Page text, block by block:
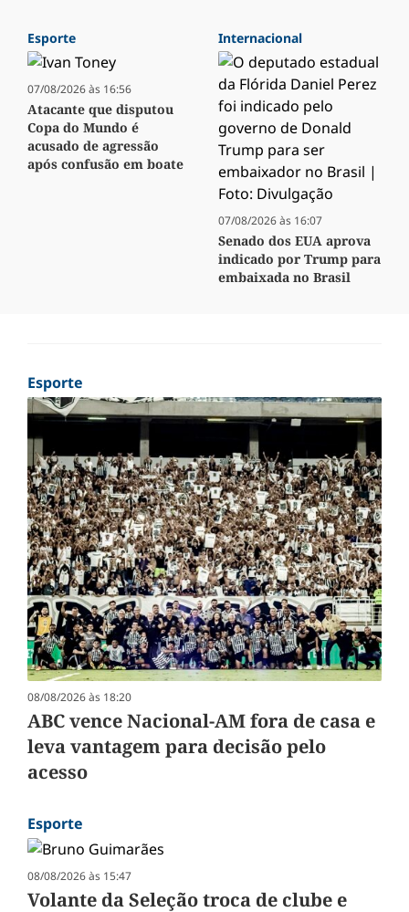
Esporte
07/08/2026 às 16:56
Atacante que disputou
Copa do Mundo é
acusado de agressão
após confusão em boate
Internacional
07/08/2026 às 16:07
Senado dos EUA aprova
indicado por Trump para
embaixada no Brasil
Esporte
08/08/2026 às 18:20
ABC vence Nacional-AM fora de casa e
leva vantagem para decisão pelo
acesso
Esporte
08/08/2026 às 15:47
Volante da Seleção troca de clube e